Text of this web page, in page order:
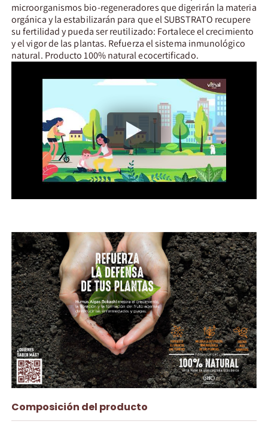
microorganismos bio-regeneradores que digerirán la materia
orgánica y la estabilizarán para que el SUBSTRATO recupere
su fertilidad y pueda ser reutilizado: Fortalece el crecimiento
y el vigor de las plantas. Refuerza el sistema inmunológico
natural. Producto 100% natural ecocertificado.
Composición del producto